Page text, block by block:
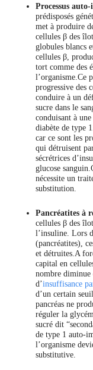
Processus
prédisposés
met à produire
cellules β des
globules blancs
cellules β,
tort comme des
l’organisme.Ce
progressive des
conduire à un
sucre dans le
conduisant à
diabète de type
car ce sont les
qui détruisent
sécrétrices
glucose
nécessite un
substitution.
Pancréatites à
cellules β des
l’insuline. Lors
(pancréatites),
et détruites.A
capital en
nombre
d’insuffisance
d’un certain
pancréas ne
réguler la
sucré dit
de type 1 auto-
l’organisme
substitutive.